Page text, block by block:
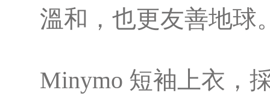
溫和，也更友善地球
Minymo 短袖上衣，